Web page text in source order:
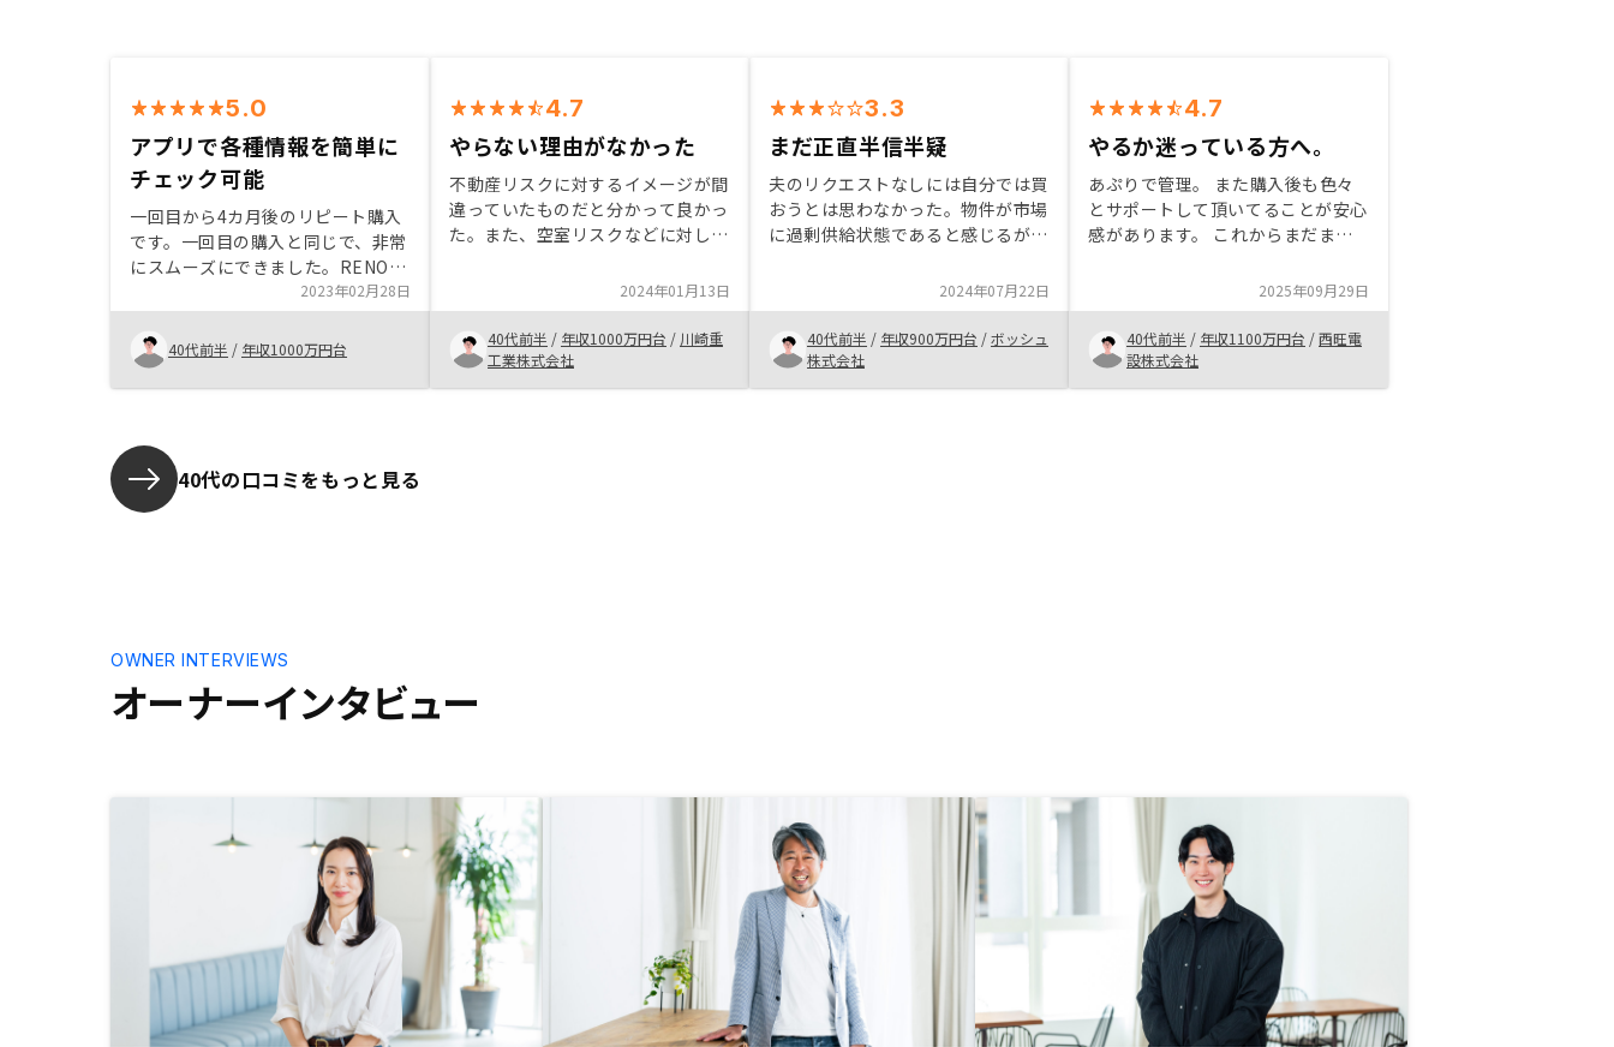
5.0
アプリで各種情報を簡単に
チェック可能
一回目から4カ月後のリピート購入
です。一回目の購入と同じで、非常
にスムーズにできました。RENOSY
のアプリの使いやすさ、担当者がお
客さんの立場になってくれた態度
に、非常に良いと思いました。そし
て、物件自体にも、とても気に入っ
ております。
2023年02月28日
40代前半 / 年収1000万円台
4.7
やらない理由がなかった
不動産リスクに対するイメージが間
違っていたものだと分かって良かっ
た。また、空室リスクなどに対して
どを選択できるところも良かった。
ある程度任せた運用が出来るところ
に魅力を感じた。企業価値を上げる
ことが不動産投資へのハードルを下
げることにつながると思う
2024年01月13日
40代前半 / 年収1000万円台 / 川崎重
工業株式会社
3.3
まだ正直半信半疑
夫のリクエストなしには自分では買
おうとは思わなかった。物件が市場
に過剰供給状態であると感じるが、
ないしは節税になるならと投資を決
めた。月の金額が高すぎず無理がな
いところもポイントだった。
2024年07月22日
40代前半 / 年収900万円台 /ボッシュ
株式会社
4.7
やるか迷っている方へ。
あぷりで管理。 また購入後も色々
とサポートして頂いてることが安心
感があります。 これからまだまだ
る方は早めに決断すべきだと思いま
す。 契約は色々大変ですが仕事し
ながらでもなんとか出来ました。
2025年09月29日
40代前半 / 年収1100万円台 /西旺電
設株式会社
40代の口コミをもっと見る
オーナーインタビュー
OWNER INTERVIEWS